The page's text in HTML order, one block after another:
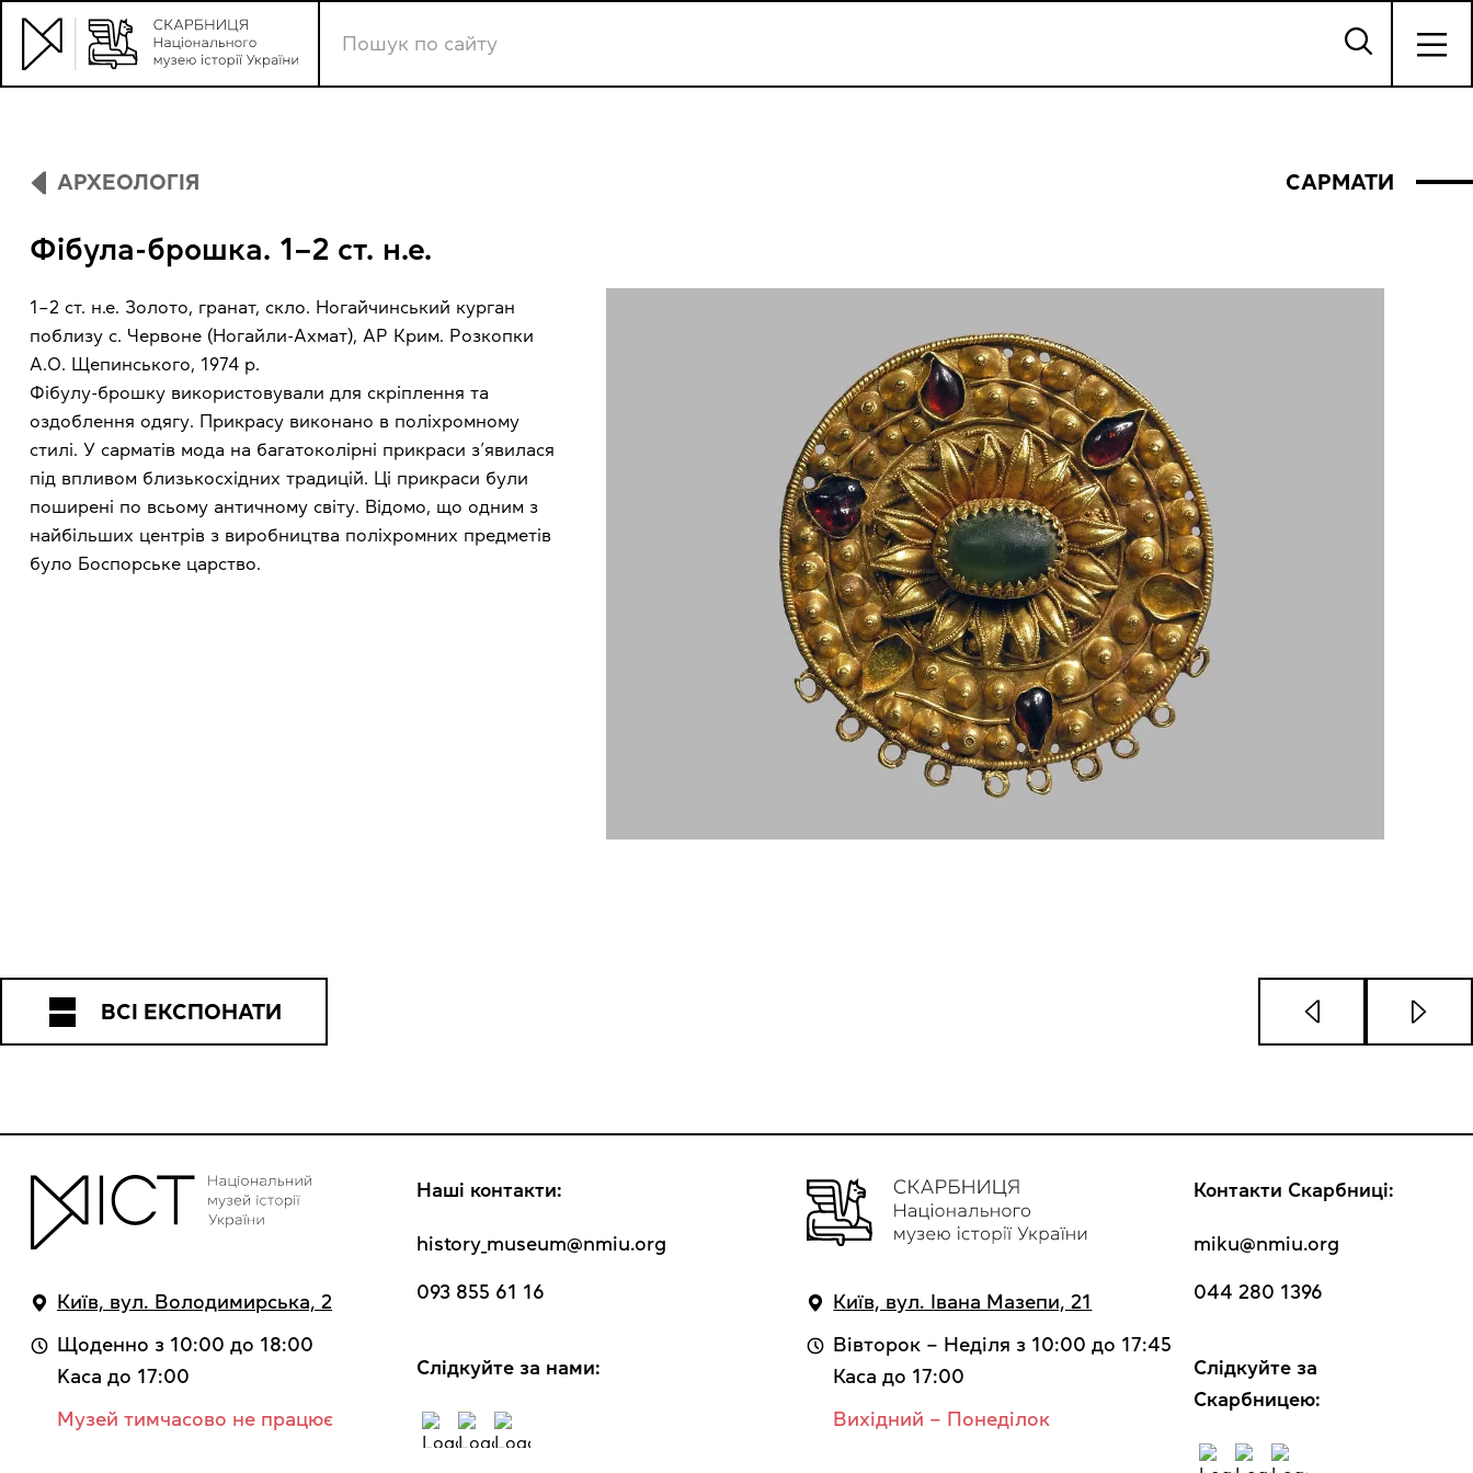
АРХЕОЛОГІЯ САРМАТИ
Фібула-брошка. 1–2 ст. н.е.
1–2 ст. н.е. Золото, гранат, скло. Ногайчинський курган
поблизу с. Червоне (Ногайли-Ахмат), АР Крим. Розкопки
А.О. Щепинського, 1974 р.
Фібулу-брошку використовували для скріплення та
оздоблення одягу. Прикрасу виконано в поліхромному
стилі. У сарматів мода на багатоколірні прикраси з’явилася
під впливом близькосхідних традицій. Ці прикраси були
поширені по всьому античному світу. Відомо, що одним з
найбільших центрів з виробництва поліхромних предметів
було Боспорське царство.
ВСІ ЕКСПОНАТИ
Київ, вул. Володимирська, 2
Щоденно з 10:00 до 18:00
Kaca до 17:00
Музей тимчасово не працює
Наші контакти:
history_museum@nmiu.org
093 855 61 16
Cлідкуйте за нами:
Київ, вул. Івана Мазепи, 21
Вівторок – Неділя з 10:00 до 17:45
Каса до 17:00
Вихідний – Понеділок
Контакти Скарбниці:
miku@nmiu.org
044 280 1396
Cлідкуйте за
Скарбницею: